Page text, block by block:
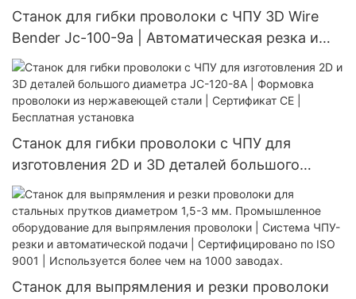
Станок для гибки проволоки с ЧПУ 3D Wire
Bender Jc-100-9a | Автоматическая резка и
гибка с ЧПУ | Сертифицировано по ISO |
Нажмите сейчас!
Станок для гибки проволоки с ЧПУ для
изготовления 2D и 3D деталей большого
диаметра JC-120-8A | Формовка проволоки из
нержавеющей стали | Сертификат CE |
Бесплатная установка
Станок для выпрямления и резки проволоки